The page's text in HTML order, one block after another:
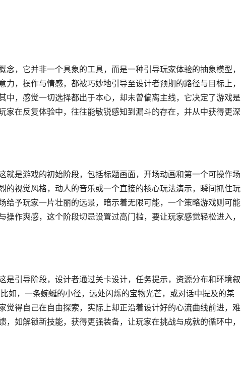
，它并非一个具象的工具，而是一种引导玩家体验的抽象模型，
，操作与情感，都被巧妙地引导至设计者预期的路径与目标上，
中，感觉一切选择都出于本心，却未曾偏离主线，它决定了游戏是
家在反复体验中，往往能敏锐感知到漏斗的存在，并从中获得更深
就是游戏的初始阶段，包括标题画面，开场动画和第一个可操作场
的视觉风格，动人的音乐或一个直接的核心玩法演示，瞬间抓住玩
给予玩家一片壮丽的远景，暗示着无限可能，一个策略游戏则可能
作爽感，这个阶段切忌设置过高门槛，要让玩家感觉轻松进入，
是引导阶段，设计者通过关卡设计，任务提示，资源分布和环境叙
如，一条蜿蜒的小径，远处闪烁的宝物光芒，或对话中提及的某
觉得自己在自由探索，实际上却正沿着设计好的心流曲线前进，难
如解锁新技能，获得更强装备，让玩家在挑战与成就的循环中，